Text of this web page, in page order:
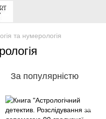
та нумерологія
За популярністю